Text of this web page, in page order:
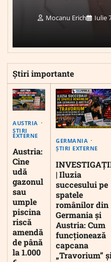
Mocanu Erich Iulie
Știri importante
AUSTRIA
ȘTIRI
EXTERNE
Austria:
Cine
udă
gazonul
sau
umple
piscina
riscă
amendă
de până
la 1.000
GERMANIA
ȘTIRI EXTERNE
| Iluzia
succesului pe
spatele
românilor din
Germania și
Austria: Cum
funcționează
capcana
„Travorium”